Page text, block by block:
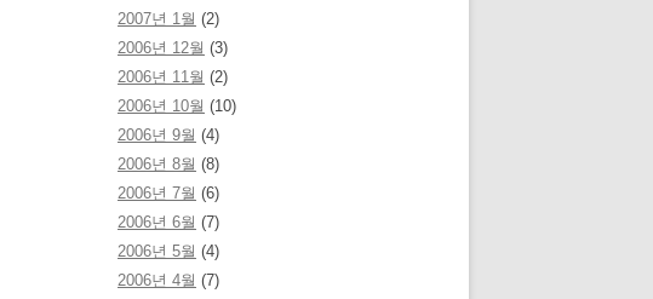
2007년 1월 (2)
2006년 12월 (3)
2006년 11월 (2)
2006년 10월 (10)
2006년 9월 (4)
2006년 8월 (8)
2006년 7월 (6)
2006년 6월 (7)
2006년 5월 (4)
2006년 4월 (7)